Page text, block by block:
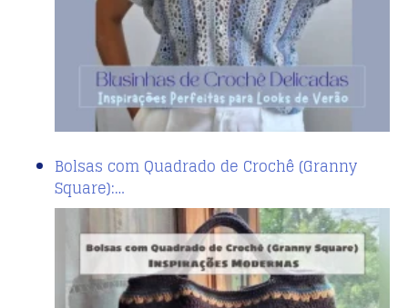
Bolsas com Quadrado de Crochê (Granny
Square):…